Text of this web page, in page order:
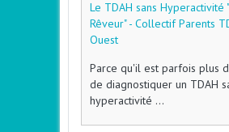
Le TDAH sans Hyperactivité
Rêveur" - Collectif Parents
Ouest
Parce qu'il est parfois plus
de diagnostiquer un TDAH
hyperactivité ...